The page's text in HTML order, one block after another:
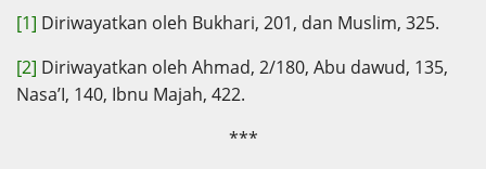
[1] Diriwayatkan oleh Bukhari, 201, dan Muslim, 325.
[2] Diriwayatkan oleh Ahmad, 2/180, Abu dawud, 135,
Nasa’I, 140, Ibnu Majah, 422.
***